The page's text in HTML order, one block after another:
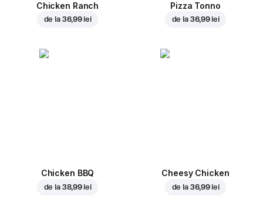
Chicken Ranch
de la 36,99 lei
Pizza Tonno
de la 36,99 lei
Chicken BBQ
de la 38,99 lei
Cheesy Chicken
de la 36,99 lei